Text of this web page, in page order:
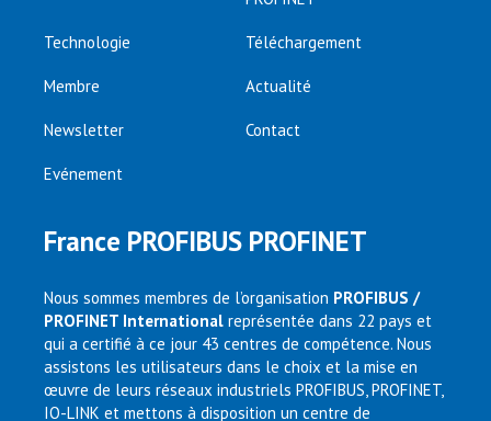
Technologie Téléchargement
Membre Actualité
Newsletter Contact
Evénement
France PROFIBUS PROFINET
Nous sommes membres de l’organisation PROFIBUS /
PROFINET International représentée dans 22 pays et
qui a certifié à ce jour 43 centres de compétence. Nous
assistons les utilisateurs dans le choix et la mise en
œuvre de leurs réseaux industriels PROFIBUS, PROFINET,
IO-LINK et mettons à disposition un centre de